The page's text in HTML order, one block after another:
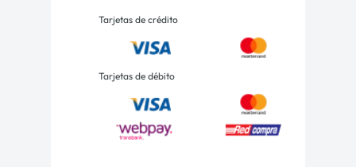
Tarjetas de crédito
Tarjetas de débito